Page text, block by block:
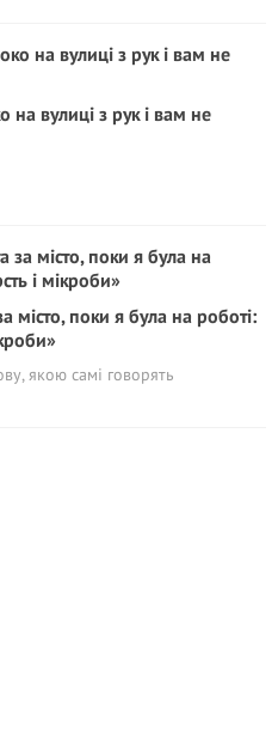
вулиці з рук і вам не
місто, поки я була на роботі:
якою самі говорять